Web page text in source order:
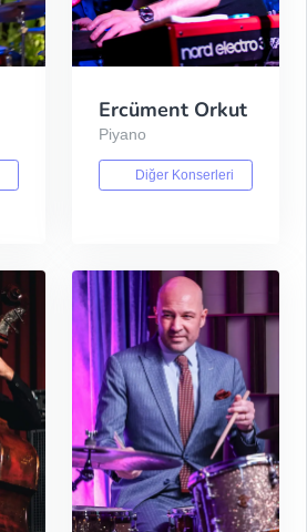
Ercüment Orkut
Piyano
Diğer Konserleri